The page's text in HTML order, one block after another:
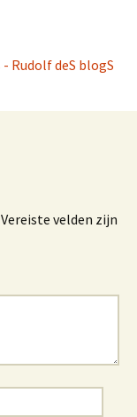
Rudolf deS blogS
Vereiste velden zijn